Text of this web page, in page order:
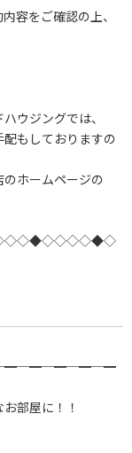
容をご確認の上、
ウジングでは、
もしておりますの
ホームページの
部屋に！！